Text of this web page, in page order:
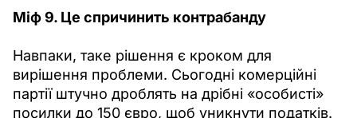
Міф 9. Це спричинить контрабанду
Навпаки, таке рішення є кроком для
вирішення проблеми. Сьогодні комерційні
партії штучно дроблять на дрібні «особисті»
посилки до 150 євро, щоб уникнути податків.